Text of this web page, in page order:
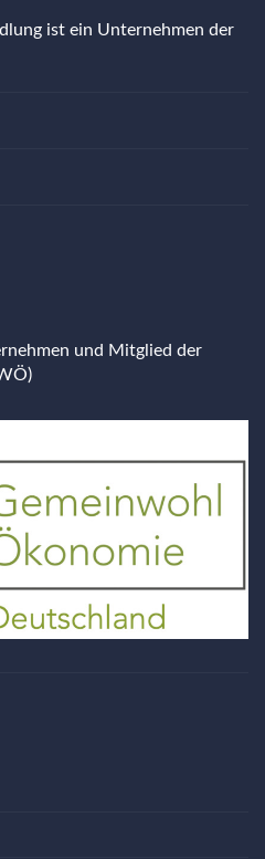
ist ein Unternehmen der
und Mitglied der